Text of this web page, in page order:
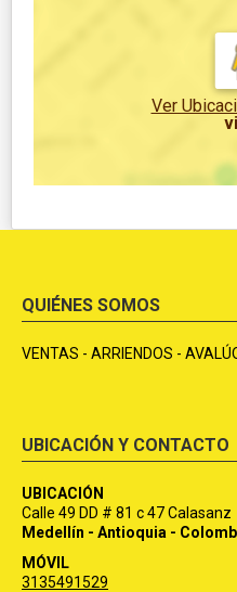
Ver
QUIÉNES SOMOS
VENTAS - ARRIENDOS -
UBICACIÓN Y CONTACTO
UBICACIÓN
Calle 49 DD # 81 c 47 Calasanz
Medellín - Antioquia -
MÓVIL
3135491529